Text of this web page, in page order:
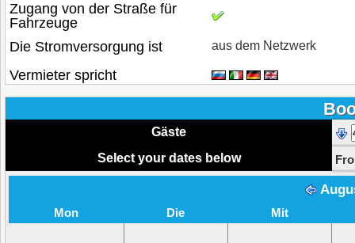
Zugang von der Straße für
Fahrzeuge
Die Stromversorgung ist
aus dem Netzwerk
Vermieter spricht
Gäste
Select your dates below
Mon Die Mit